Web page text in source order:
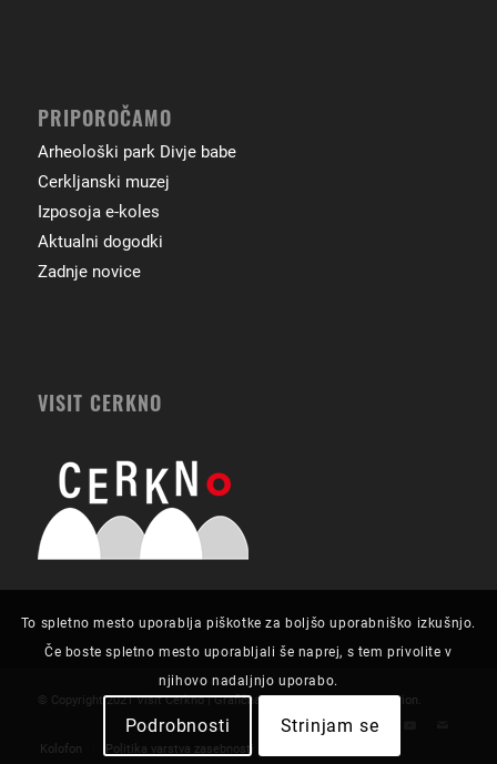
PRIPOROČAMO
Arheološki park Divje babe
Cerkljanski muzej
Izposoja e-koles
Aktualni dogodki
Zadnje novice
VISIT CERKNO
© Copyright 2021 Visit Cerkno | Grafična zasnova in izvedba: Futurion.
Kolofon Politika varstva zasebnosti
To spletno mesto uporablja piškotke za boljšo uporabniško izkušnjo.
Če boste spletno mesto uporabljali še naprej, s tem privolite v
njihovo nadaljnjo uporabo.
Podrobnosti Strinjam se